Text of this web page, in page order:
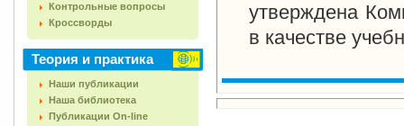
Контрольные вопросы
Кроссворды
Теория и практика
Наши публикации
Наша библиотека
Публикации On-line
утверждена
в качестве